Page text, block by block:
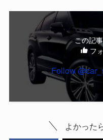
この記
フ
Follow
よかった